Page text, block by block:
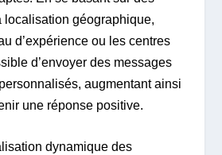
localisation géographique,
d’expérience ou les centres
d’envoyer des messages
augmentant ainsi
une réponse positive.
dynamique des